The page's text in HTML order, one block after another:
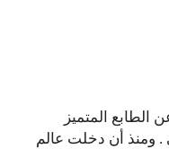
الطابع المتميز
. ومنذ أن دخلت عالم